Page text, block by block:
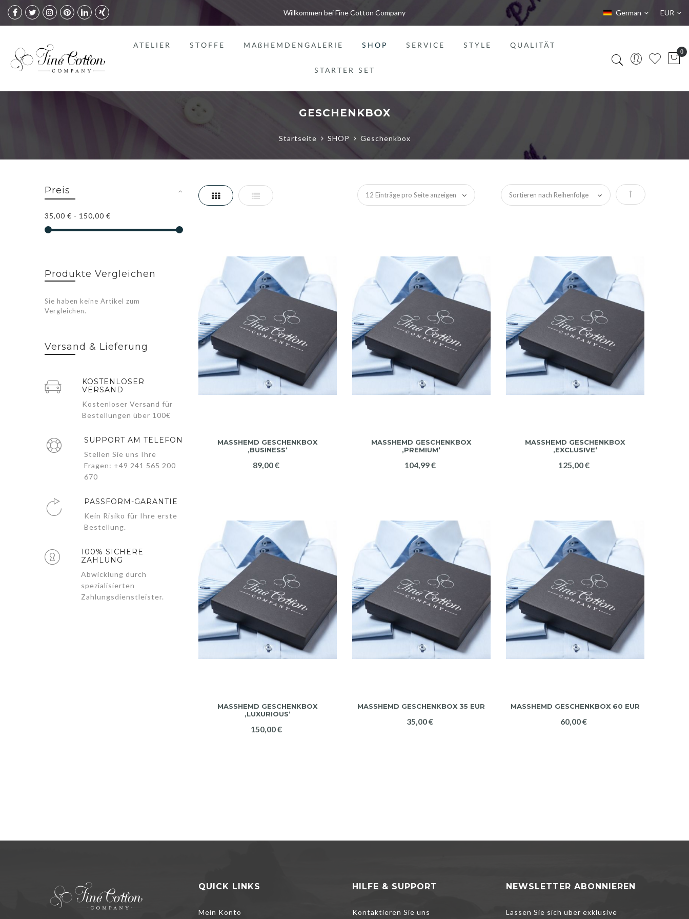
Willkommen bei Fine Cotton Company
German
EUR
ATELIER STOFFE MAßHEMDENGALERIE SHOP SERVICE STYLE QUALITÄT
STARTER SET
GESCHENKBOX
Startseite SHOP Geschenkbox
Liste Liste Absteigend
MASSHEMD GESCHENKBOX ‚
BUSINESS‘
89,00 €
MASSHEMD GESCHENKBOX ‚
PREMIUM‘
104,99 €
MASSHEMD GESCHENKBOX ‚
EXCLUSIVE‘
125,00 €
MASSHEMD GESCHENKBOX ‚
LUXURIOUS‘
150,00 €
MASSHEMD GESCHENKBOX 35 EUR
35,00 €
MASSHEMD GESCHENKBOX 60 EUR
60,00 €
Preis
35,00 € - 150,00 €
Produkte Vergleichen
Sie haben keine Artikel zum
Vergleichen.
Versand & Lieferung
KOSTENLOSER
VERSAND
Kostenloser Versand für
Bestellungen über 100€
SUPPORT AM TELEFON
Stellen Sie uns Ihre
Fragen: +49 241 565 200
670
PASSFORM-GARANTIE
Kein Risiko für Ihre erste
Bestellung.
100% SICHERE
ZAHLUNG
Abwicklung durch
spezialisierten
Zahlungsdienstleister.
QUICK LINKS
Mein Konto
HILFE & SUPPORT
Kontaktieren Sie uns
NEWSLETTER ABONNIEREN
Lassen Sie sich über exklusive